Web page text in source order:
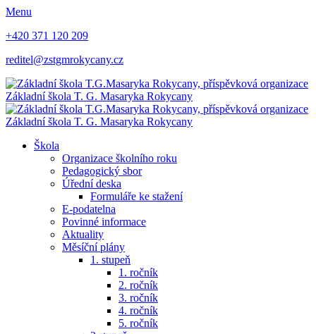
Menu
+420 371 120 209
reditel@zstgmrokycany.cz
Základní škola T. G. Masaryka Rokycany
Základní škola T. G. Masaryka Rokycany
Škola
Organizace školního roku
Pedagogický sbor
Úřední deska
Formuláře ke stažení
E-podatelna
Povinné informace
Aktuality
Měsíční plány
1. stupeň
1. ročník
2. ročník
3. ročník
4. ročník
5. ročník